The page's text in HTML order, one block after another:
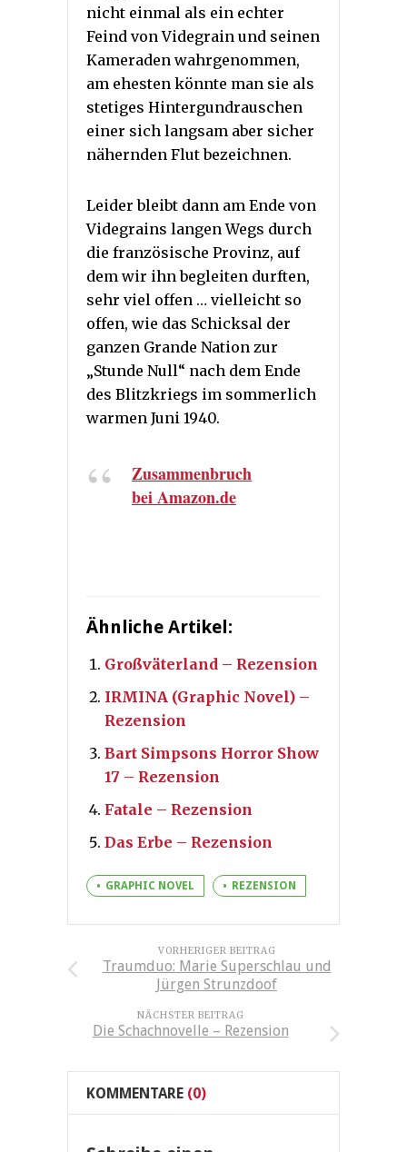
nicht einmal als ein echter
Feind von Videgrain und seinen
Kameraden wahrgenommen,
am ehesten könnte man sie als
stetiges Hintergundrauschen
einer sich langsam aber sicher
nähernden Flut bezeichnen.
Leider bleibt dann am Ende von
Videgrains langen Wegs durch
die französische Provinz, auf
dem wir ihn begleiten durften,
sehr viel offen … vielleicht so
offen, wie das Schicksal der
ganzen Grande Nation zur
„Stunde Null“ nach dem Ende
des Blitzkriegs im sommerlich
warmen Juni 1940.
Zusammenbruch
bei Amazon.de
Ähnliche Artikel:
Großväterland – Rezension
IRMINA (Graphic Novel) –
Rezension
Bart Simpsons Horror Show
17 – Rezension
Fatale – Rezension
Das Erbe – Rezension
GRAPHIC NOVEL REZENSION
VORHERIGER BEITRAG
Traumduo: Marie Superschlau und
Jürgen Strunzdoof
NÄCHSTER BEITRAG
Die Schachnovelle – Rezension
KOMMENTARE (0)